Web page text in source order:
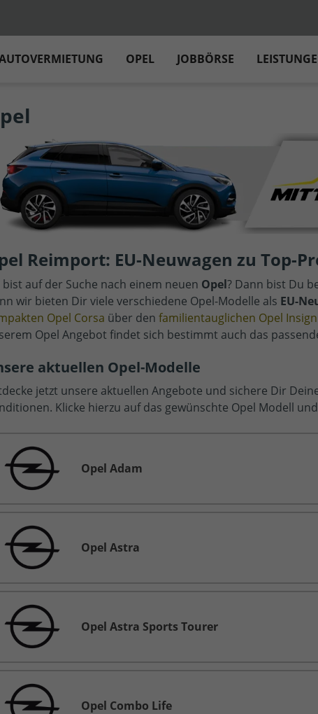
OPEL JOBBÖRSE
Reimport: EU-Neuwagen zu Top-
bist auf der Suche nach einem neuen Opel? Dann bist Du
wir bieten Dir viele verschiedene Opel-Modelle als EU-
Opel Corsa über den familientauglichen Opel
Opel Angebot findet sich bestimmt auch das
aktuellen Opel-Modelle
jetzt unsere aktuellen Angebote und sichere Dir
Klicke hierzu auf das gewünschte Opel Modell
Opel Adam
Opel Astra
Opel Astra Sports Tourer
Opel Combo Life